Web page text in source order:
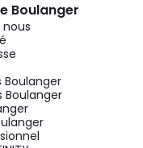
Boulanger
Boulanger
Boulanger